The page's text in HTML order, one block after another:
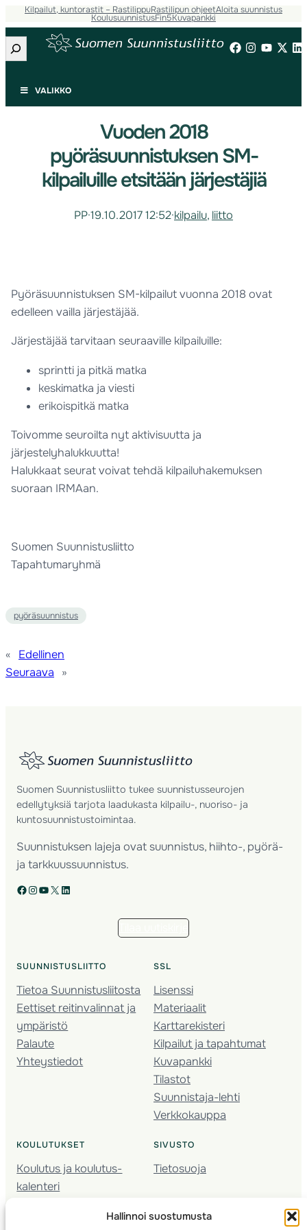
Hallinnoi suostumusta
Kilpailut, kuntorastit – RastilippuRastilipun ohjeetAloita suunnistus
KoulusuunnistusFin5Kuvapankki
Etsi
VALIKKO
Vuoden 2018
pyöräsuunnistuksen SM-
kilpailuille etsitään järjestäjiä
PP·19.10.2017 12:52·kilpailu, liitto
Pyöräsuunnistuksen SM-kilpailut vuonna 2018 ovat
edelleen vailla järjestäjää.
Järjestäjää tarvitaan seuraaville kilpailuille:
sprintti ja pitkä matka
keskimatka ja viesti
erikoispitkä matka
Toivomme seuroilta nyt aktivisuutta ja
järjestelyhalukkuutta!
Halukkaat seurat voivat tehdä kilpailuhakemuksen
suoraan IRMAan.
Suomen Suunnistusliitto
Tapahtumaryhmä
pyöräsuunnistus
«
Edellinen
Seuraava
»
Suomen Suunnistusliitto tukee suunnistusseurojen
edellytyksiä tarjota laadukasta kilpailu-, nuoriso- ja
kuntosuunnistustoimintaa.
Suunnistuksen lajeja ovat suunnistus, hiihto-, pyörä-
ja tarkkuussuunnistus.
Facebook Instagram YouTube X LinkedIn
SUUNNISTUSLIITTO
Tietoa Suunnistusliitosta
Eettiset reitinvalinnat ja
ympäristö
Palaute
Yhteystiedot
SSL
Lisenssi
Materiaalit
Karttarekisteri
Kilpailut ja tapahtumat
Kuvapankki
Tilastot
Suunnistaja-lehti
Verkkokauppa
KOULUTUKSET
Koulutus ja koulutus­
kalenteri
Seura­kehittäminen
SIVUSTO
Tietosuoja